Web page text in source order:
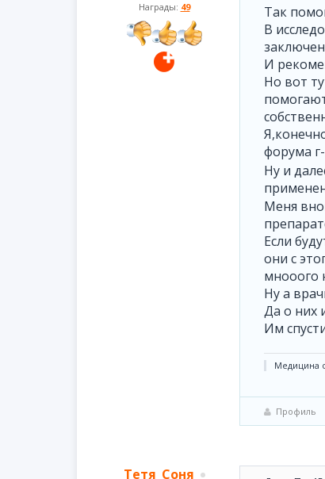
Награды: 49
Так
В
И
Но вот
форума
Ну и
Меня
Если
они с
мнооого
Ну а
Да о них
Им
Медицина
Профиль
Тетя_Соня